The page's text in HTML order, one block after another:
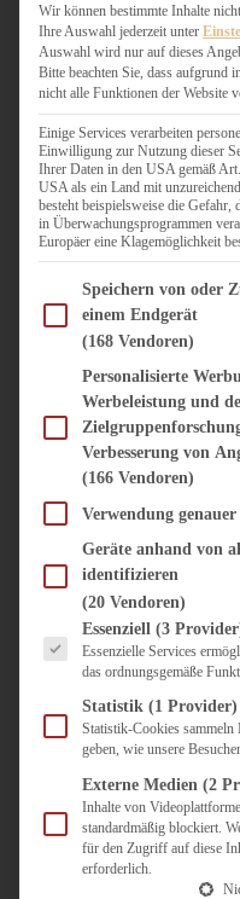
ÜBER MICH
Wir können bestimmte Inhalte
Ihre Auswahl jederzeit unter
Auswahl wird nur auf dieses
Bitte beachten Sie, dass aufgrund
nicht alle Funktionen der Website
Einige Services verarbeiten
Einwilligung zur Nutzung dieser
Ihrer Daten in den USA gemäß
USA als ein Land mit
besteht beispielsweise die Gefahr,
in Überwachungsprogrammen
Europäer eine Klagemöglichkeit
Im Folgenden finden Sie eine
Speichern von oder
einem Endgerät
(168 Vendoren)
Personalisierte
Werbeleistung und
Verbesserung von
(166 Vendoren)
Verwendung
Geräte anhand von
identifizieren
(20 Vendoren)
Es folgt eine Liste der Service-
Essenziell (3
Essenzielle Services
das ordnungsgemäße
Statistik (1 Provider)
Statistik-Cookies
geben, wie unsere
Externe Medien (2
Inhalte von
standardmäßig blockiert.
für den Zugriff auf diese
erforderlich.